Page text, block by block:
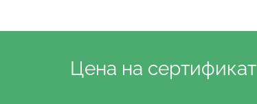
Цена на сертификат